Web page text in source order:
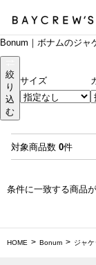
Bonum｜ボナムのジャ
絞
り
込
む
サイズ
対象商品数 0件
条件に一致する商品
HOME Bonum ジャ